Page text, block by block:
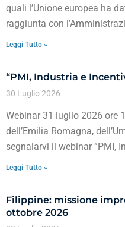
quali l’Unione europea ha
raggiunta con
Leggi Tutto »
“PMI, Industria e
30 Luglio 2026
Webinar 31 luglio 2026 ore
dell’Emilia Romagna,
segnalarvi il webinar “PMI,
Leggi Tutto »
Filippine: missione
ottobre 2026